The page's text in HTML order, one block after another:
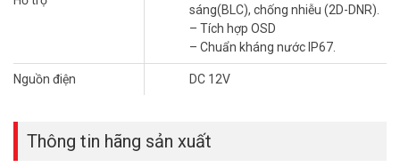
sáng(BLC), chống nhiễu (2D-DNR).
– Tích hợp OSD
– Chuẩn kháng nước IP67.
Nguồn điện DC 12V
Thông tin hãng sản xuất